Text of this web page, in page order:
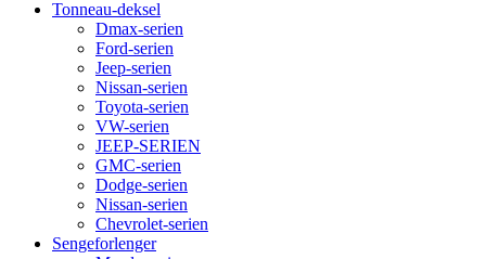
Tonneau-deksel
Dmax-serien
Ford-serien
Jeep-serien
Nissan-serien
Toyota-serien
VW-serien
JEEP-SERIEN
GMC-serien
Dodge-serien
Nissan-serien
Chevrolet-serien
Sengeforlenger